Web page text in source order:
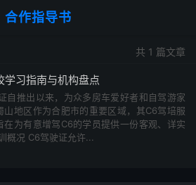
合作指导书
共 1 篇文章
习指南与机构盘点
自推出以来，为众多房车爱好者和自驾游家
山地区作为合肥市的重要区域，其C6驾培服
在为有意增驾C6的学员提供一份客观、详实
概况 C6驾驶证允许...